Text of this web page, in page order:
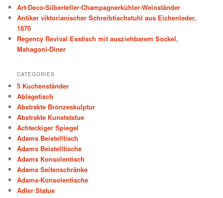
h
Art-Deco-Silberteller-Champagnerkühler-Weinständer
Antiker viktorianischer Schreibtischstuhl aus Eichenleder,
1870
Regency Revival Esstisch mit ausziehbarem Sockel,
Mahagoni-Diner
CATEGORIES
5 Kuchenständer
Ablagetisch
Abstrakte Bronzeskulptur
Abstrakte Kunststatue
Achteckiger Spiegel
Adams Beistelltisch
Adams Beistelltische
Adams Konsolentisch
Adams Seitenschränke
Adams-Konsolentische
Adler Statue